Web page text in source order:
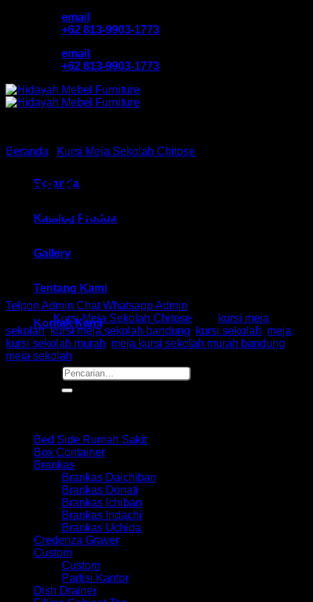
email
+62 813-9903-1773
email
+62 813-9903-1773
Beranda
Katalog Produk
Gallery
Tentang Kami
Kontak Kami
Pencarian
untuk:
Beranda Kursi Meja Sekolah Chitose
Meja Kursi Sekolah Manabu
P Plus Bandung
864,750
Telpon Admin Chat Whatsapp Admin
Kategori:Kursi Meja Sekolah Chitose
kursi meja
sekolah,kursi meja sekolah bandung kursi sekolah meja
kursi sekolah murah meja kursi sekolah murah bandung
meja sekolah
Bed Side Rumah Sakit
Box Container
Brankas
Brankas Daichiban
Brankas Donati
Brankas Ichiban
Brankas Indachi
Brankas Uchida
Credenza Graver
Custom
Custom
Partisi Kantor
Dish Drainer